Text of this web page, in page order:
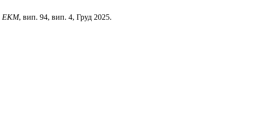
ЕКМ, вип. 94, вип. 4, Груд 2025.